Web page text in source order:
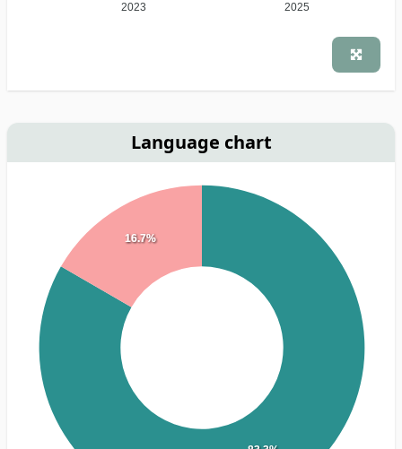
2023 2025
Language chart
16.7%